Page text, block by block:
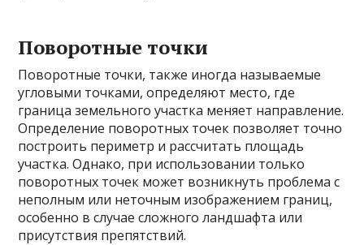
Поворотные точки
Поворотные точки, также иногда называемые
угловыми точками, определяют место, где
граница земельного участка меняет направление.
Определение поворотных точек позволяет точно
построить периметр и рассчитать площадь
участка. Однако, при использовании только
поворотных точек может возникнуть проблема с
неполным или неточным изображением границ,
особенно в случае сложного ландшафта или
присутствия препятствий.